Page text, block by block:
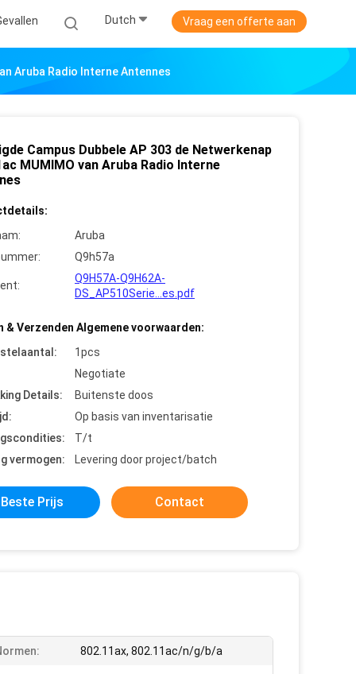
Dutch Vraag een offerte aan
Aruba Radio Interne Antennes
Campus Dubbele AP 303 de Netwerkenap
MUMIMO van Aruba Radio Interne
Aruba
Q9h57a
Q9H57A-Q9H62A-
DS_AP510Serie...es.pdf
& Verzenden Algemene voorwaarden:
1pcs
Negotiate
Details:
Buitenste doos
Op basis van inventarisatie
T/t
vermogen:
Levering door project/batch
Beste Prijs Contact
802.11ax, 802.11ac/n/g/b/a